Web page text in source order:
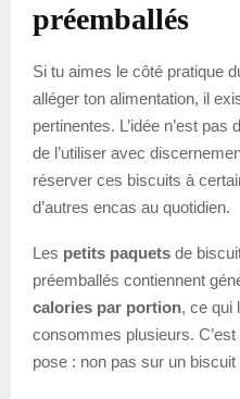
préemballés
Si tu aimes le côté pratique
alléger ton alimentation, il
pertinentes. L’idée n’est
de l’utiliser avec
réserver ces biscuits à
d’autres encas au quotidien.
Les petits paquets de
préemballés contiennent
calories par portion, ce qui
consommes plusieurs.
pose : non pas sur un